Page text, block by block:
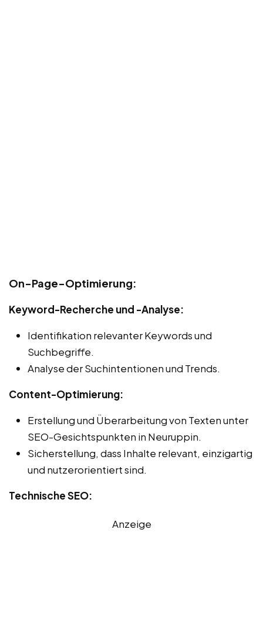
On-Page-Optimierung:
Keyword-Recherche und -Analyse:
Identifikation relevanter Keywords und
Suchbegriffe.
Analyse der Suchintentionen und Trends.
Content-Optimierung:
Erstellung und Überarbeitung von Texten unter
SEO-Gesichtspunkten in Neuruppin.
Sicherstellung, dass Inhalte relevant, einzigartig
und nutzerorientiert sind.
Technische SEO:
Anzeige